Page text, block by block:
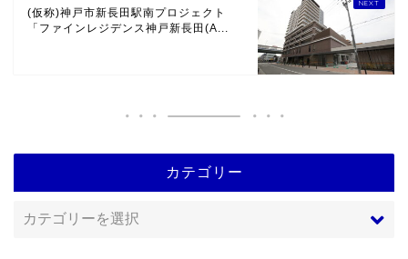
(仮称)神戸市新長田駅南プロジェクト
「ファインレジデンス神戸新長田(A...
カテゴリー